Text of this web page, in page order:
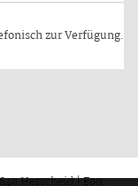
zur Verfügung.
Herscheid | Fon: